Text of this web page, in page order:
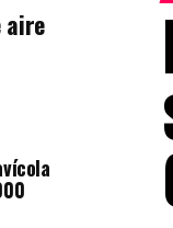
aire